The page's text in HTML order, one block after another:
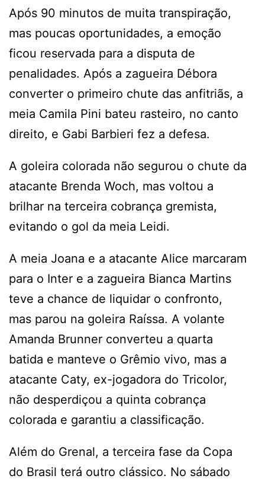
Após 90 minutos de muita transpiração,
mas poucas oportunidades, a emoção
ficou reservada para a disputa de
penalidades. Após a zagueira Débora
converter o primeiro chute das anfitriãs, a
meia Camila Pini bateu rasteiro, no canto
direito, e Gabi Barbieri fez a defesa.
A goleira colorada não segurou o chute da
atacante Brenda Woch, mas voltou a
brilhar na terceira cobrança gremista,
evitando o gol da meia Leidi.
A meia Joana e a atacante Alice marcaram
para o Inter e a zagueira Bianca Martins
teve a chance de liquidar o confronto,
mas parou na goleira Raíssa. A volante
Amanda Brunner converteu a quarta
batida e manteve o Grêmio vivo, mas a
atacante Caty, ex-jogadora do Tricolor,
não desperdiçou a quinta cobrança
colorada e garantiu a classificação.
Além do Grenal, a terceira fase da Copa
do Brasil terá outro clássico. No sábado